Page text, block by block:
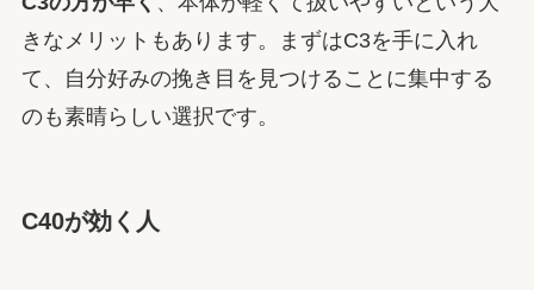
きなメリットもあります。まずはC3を手に入れ
て、自分好みの挽き目を見つけることに集中する
のも素晴らしい選択です。
C40が効く人